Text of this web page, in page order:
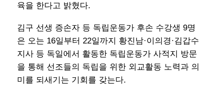
육을 한다고 밝혔다.
김구 선생 증손자 등 독립운동가 후손 수강생 9명
은 오는 16일부터 22일까지 황진남·이의경·김갑수
지사 등 독일에서 활동한 독립운동가 사적지 방문
을 통해 선조들의 독립을 위한 외교활동 노력과 의
미를 되새기는 기회를 갖는다.